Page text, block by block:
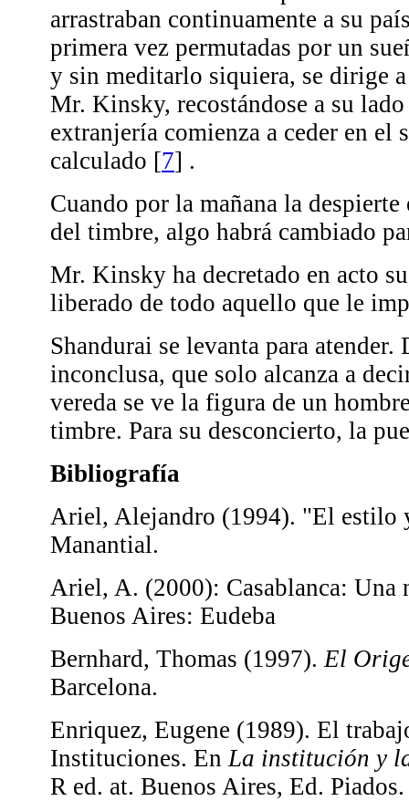
arrastraban continuamente a su
primera vez permutadas por un
y sin meditarlo siquiera, se dirige
Mr. Kinsky, recostándose a su
extranjería comienza a ceder en el
calculado [7] .
Cuando por la mañana la
del timbre, algo habrá cambiado
Mr. Kinsky ha decretado en acto
liberado de todo aquello que le
Shandurai se levanta para atender.
inconclusa, que solo alcanza a
vereda se ve la figura de un
timbre. Para su desconcierto, la
Bibliografía
Ariel, Alejandro (1994). "El estilo
Manantial.
Ariel, A. (2000): Casablanca: Una
Buenos Aires: Eudeba
Bernhard, Thomas (1997). El
Barcelona.
Enriquez, Eugene (1989). El
Instituciones. En La institución y
R ed. at. Buenos Aires, Ed. Piados.